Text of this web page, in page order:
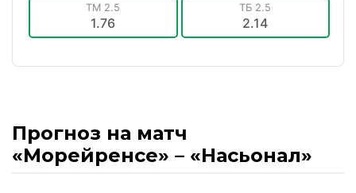
ТМ 2.5
1.76
ТБ 2.5
2.14
Прогноз на матч
«Морейренсе» – «Насьонал»